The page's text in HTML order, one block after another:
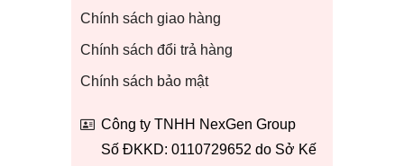
Chính sách giao hàng
Chính sách đổi trả hàng
Chính sách bảo mật
Công ty TNHH NexGen Group
Số ĐKKD: 0110729652 do Sở Kế